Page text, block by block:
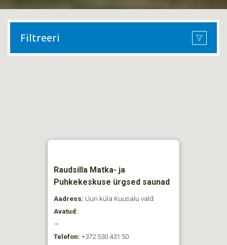
Filtreeri
Raudsilla Matka- ja
Puhkekeskuse ürgsed saunad
Aadress: Uuri küla Kuusalu vald
Avatud:
—
Telefon: +372 530 431 50